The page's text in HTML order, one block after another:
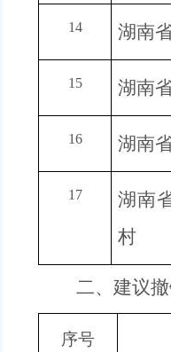
14 湖南
15 湖南
16 湖南
17
湖南
村
二、建议
序号